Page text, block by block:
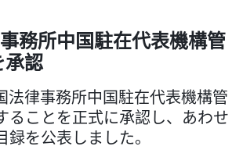
務所中国駐在代表機構管
承認
法律事務所中国駐在代表機構管
ることを正式に承認し、あわせ
を公表しました。